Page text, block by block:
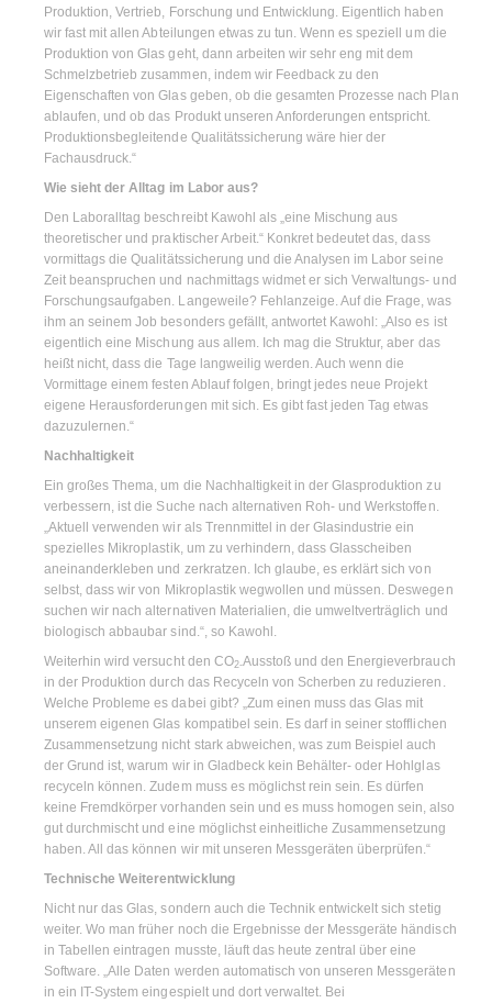
Produktion, Vertrieb, Forschung und Entwicklung. Eigentlich haben
wir fast mit allen Abteilungen etwas zu tun. Wenn es speziell um die
Produktion von Glas geht, dann arbeiten wir sehr eng mit dem
Schmelzbetrieb zusammen, indem wir Feedback zu den
Eigenschaften von Glas geben, ob die gesamten Prozesse nach Plan
ablaufen, und ob das Produkt unseren Anforderungen entspricht.
Produktionsbegleitende Qualitätssicherung wäre hier der
Fachausdruck.“
Wie sieht der Alltag im Labor aus?
Den Laboralltag beschreibt Kawohl als „eine Mischung aus
theoretischer und praktischer Arbeit.“ Konkret bedeutet das, dass
vormittags die Qualitätssicherung und die Analysen im Labor seine
Zeit beanspruchen und nachmittags widmet er sich Verwaltungs- und
Forschungsaufgaben. Langeweile? Fehlanzeige. Auf die Frage, was
ihm an seinem Job besonders gefällt, antwortet Kawohl: „Also es ist
eigentlich eine Mischung aus allem. Ich mag die Struktur, aber das
heißt nicht, dass die Tage langweilig werden. Auch wenn die
Vormittage einem festen Ablauf folgen, bringt jedes neue Projekt
eigene Herausforderungen mit sich. Es gibt fast jeden Tag etwas
dazuzulernen.“
Nachhaltigkeit
Ein großes Thema, um die Nachhaltigkeit in der Glasproduktion zu
verbessern, ist die Suche nach alternativen Roh- und Werkstoffen.
„Aktuell verwenden wir als Trennmittel in der Glasindustrie ein
spezielles Mikroplastik, um zu verhindern, dass Glasscheiben
aneinanderkleben und zerkratzen. Ich glaube, es erklärt sich von
selbst, dass wir von Mikroplastik wegwollen und müssen. Deswegen
suchen wir nach alternativen Materialien, die umweltverträglich und
biologisch abbaubar sind.“, so Kawohl.
Weiterhin wird versucht den CO2-Ausstoß und den Energieverbrauch
in der Produktion durch das Recyceln von Scherben zu reduzieren.
Welche Probleme es dabei gibt? „Zum einen muss das Glas mit
unserem eigenen Glas kompatibel sein. Es darf in seiner stofflichen
Zusammensetzung nicht stark abweichen, was zum Beispiel auch
der Grund ist, warum wir in Gladbeck kein Behälter- oder Hohlglas
recyceln können. Zudem muss es möglichst rein sein. Es dürfen
keine Fremdkörper vorhanden sein und es muss homogen sein, also
gut durchmischt und eine möglichst einheitliche Zusammensetzung
haben. All das können wir mit unseren Messgeräten überprüfen.“
Technische Weiterentwicklung
Nicht nur das Glas, sondern auch die Technik entwickelt sich stetig
weiter. Wo man früher noch die Ergebnisse der Messgeräte händisch
in Tabellen eintragen musste, läuft das heute zentral über eine
Software. „Alle Daten werden automatisch von unseren Messgeräten
in ein IT-System eingespielt und dort verwaltet. Bei